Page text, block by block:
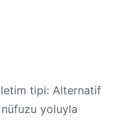
tipi: Alternatif
yoluyla